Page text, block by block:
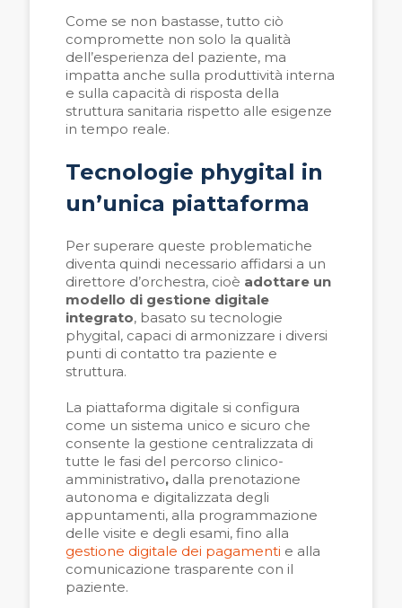
Come se non bastasse, tutto ciò
compromette non solo la qualità
dell’esperienza del paziente, ma
impatta anche sulla produttività interna
e sulla capacità di risposta della
struttura sanitaria rispetto alle esigenze
in tempo reale.
Tecnologie phygital in
un’unica piattaforma
Per superare queste problematiche
diventa quindi necessario affidarsi a un
direttore d’orchestra, cioè adottare un
modello di gestione digitale
integrato, basato su tecnologie
phygital, capaci di armonizzare i diversi
punti di contatto tra paziente e
struttura.
La piattaforma digitale si configura
come un sistema unico e sicuro che
consente la gestione centralizzata di
tutte le fasi del percorso clinico-
amministrativo, dalla prenotazione
autonoma e digitalizzata degli
appuntamenti, alla programmazione
delle visite e degli esami, fino alla
gestione digitale dei pagamenti e alla
comunicazione trasparente con il
paziente.